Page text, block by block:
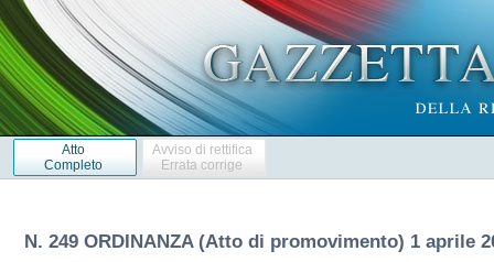
Atto
Completo
Avviso di rettifica
Errata corrige
N. 249 ORDINANZA (Atto di promovimento) 1 aprile